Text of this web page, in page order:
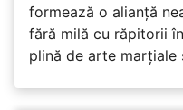
formează o alianță
fără milă cu răpitorii
plină de arte marțiale